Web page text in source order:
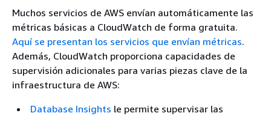
Muchos servicios de AWS envían automáticamente las
métricas básicas a CloudWatch de forma gratuita.
Aquí se presentan los servicios que envían métricas.
Además, CloudWatch proporciona capacidades de
supervisión adicionales para varias piezas clave de la
infraestructura de AWS:
Database Insights le permite supervisar las